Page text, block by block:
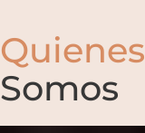
Quienes
Somos